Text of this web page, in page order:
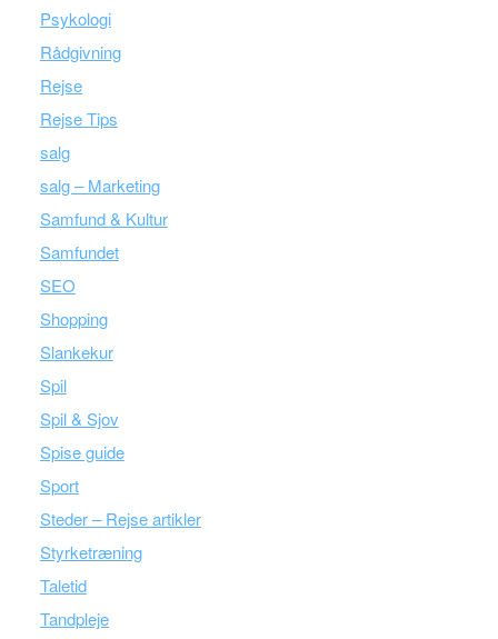
Psykologi
Rådgivning
Rejse
Rejse Tips
salg
salg – Marketing
Samfund & Kultur
Samfundet
SEO
Shopping
Slankekur
Spil
Spil & Sjov
Spise guide
Sport
Steder – Rejse artikler
Styrketræning
Taletid
Tandpleje